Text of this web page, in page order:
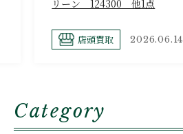
リーン 124300 他1点
店頭買取 2026.06.14
Category